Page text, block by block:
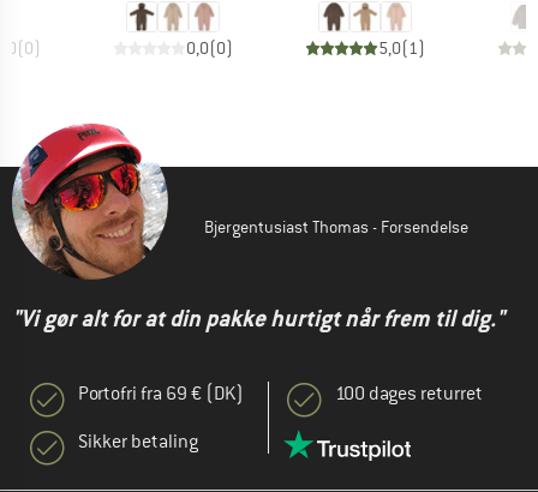
(0) 0,0(0) 5,0(1)
Bjergentusiast Thomas - Forsendelse
"Vi gør alt for at din pakke hurtigt når frem til dig."
Portofri fra 69 € (DK)
Sikker betaling
100 dages returret